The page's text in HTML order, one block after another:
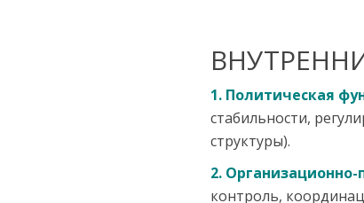
1. Политическая
стабильности,
структуры).
2.
контроль,